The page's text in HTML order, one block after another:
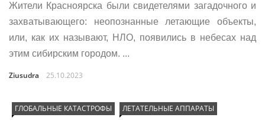
Жители Красноярска были свидетелями загадочного и
захватывающего: неопознанные летающие объекты,
или, как их называют, НЛО, появились в небесах над
этим сибирским городом. ...
Ziusudra 25.10.2023
ГЛОБАЛЬНЫЕ КАТАСТРОФЫ ЛЕТАТЕЛЬНЫЕ АППАРАТЫ